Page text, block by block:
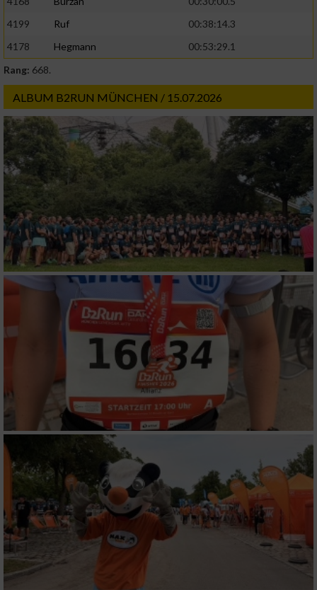
4199
Ruf
00:38:14.3
4178
Hegmann
00:53:29.1
Rang: 668.
ALBUM B2RUN MÜNCHEN / 15.07.2026